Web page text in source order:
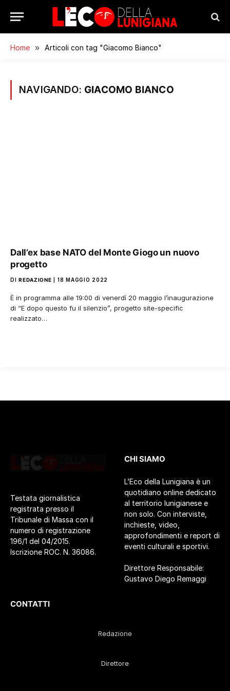
Home » Articoli con tag "Giacomo Bianco"
NAVIGANDO: GIACOMO BIANCO
Dall’ex base NATO del Monte Giogo un nuovo
progetto
DI REDAZIONE 18 MAGGIO 2022
È in programma alle 19:00 di venerdì 20 maggio l’inaugurazione
di “E dopo questo fu il silenzio”, progetto site-specific
realizzato…
Testata giornalistica
registrata presso il
Tribunale di Massa con il
numero di registrazione
196/1 del 04/2015.
Iscrizione ROC. N. 36086.
CHI SIAMO
L’Eco della Lunigiana è un
quotidiano online dedicato
al territorio lunigianese e
non solo. Con interviste,
inchieste, video,
approfondimenti e report di
eventi culturali e sportivi.
Direttore Responsabile:
Gustavo Diego Remaggi
CONTATTI
Redazione
Direttore